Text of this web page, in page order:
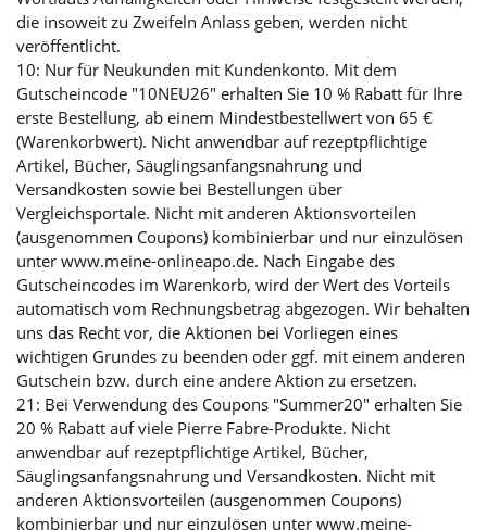
die insoweit zu Zweifeln Anlass geben, werden nicht
veröffentlicht.
10: Nur für Neukunden mit Kundenkonto. Mit dem
Gutscheincode "10NEU26" erhalten Sie 10 % Rabatt für Ihre
erste Bestellung, ab einem Mindestbestellwert von 65 €
(Warenkorbwert). Nicht anwendbar auf rezeptpflichtige
Artikel, Bücher, Säuglingsanfangsnahrung und
Versandkosten sowie bei Bestellungen über
Vergleichsportale. Nicht mit anderen Aktionsvorteilen
(ausgenommen Coupons) kombinierbar und nur einzulösen
unter www.meine-onlineapo.de. Nach Eingabe des
Gutscheincodes im Warenkorb, wird der Wert des Vorteils
automatisch vom Rechnungsbetrag abgezogen. Wir behalten
uns das Recht vor, die Aktionen bei Vorliegen eines
wichtigen Grundes zu beenden oder ggf. mit einem anderen
Gutschein bzw. durch eine andere Aktion zu ersetzen.
21: Bei Verwendung des Coupons "Summer20" erhalten Sie
20 % Rabatt auf viele Pierre Fabre-Produkte. Nicht
anwendbar auf rezeptpflichtige Artikel, Bücher,
Säuglingsanfangsnahrung und Versandkosten. Nicht mit
anderen Aktionsvorteilen (ausgenommen Coupons)
kombinierbar und nur einzulösen unter www.meine-